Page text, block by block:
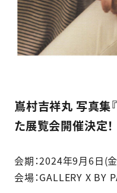
嶌村吉祥丸 写真集
た展覧会開催決定！
会期：2024年9月6日(
会場：GALLERY X BY